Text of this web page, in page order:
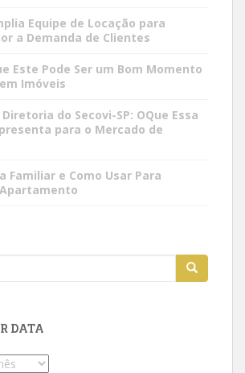
Equipe de Locação para
a Demanda de Clientes
Este Pode Ser um Bom Momento
Imóveis
do Secovi-SP: OQue Essa
para o Mercado de
Familiar e Como Usar Para
DATA